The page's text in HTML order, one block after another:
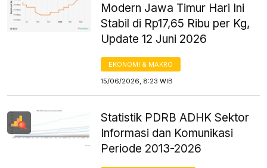
Modern Jawa Timur Hari Ini
Stabil di Rp17,65 Ribu per Kg,
Update 12 Juni 2026
EKONOMI & MAKRO
15/06/2026, 8:23 WIB
Statistik PDRB ADHK Sektor
Informasi dan Komunikasi
Periode 2013-2026